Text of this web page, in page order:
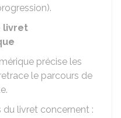
livret
précise les
le parcours de
livret concernent :